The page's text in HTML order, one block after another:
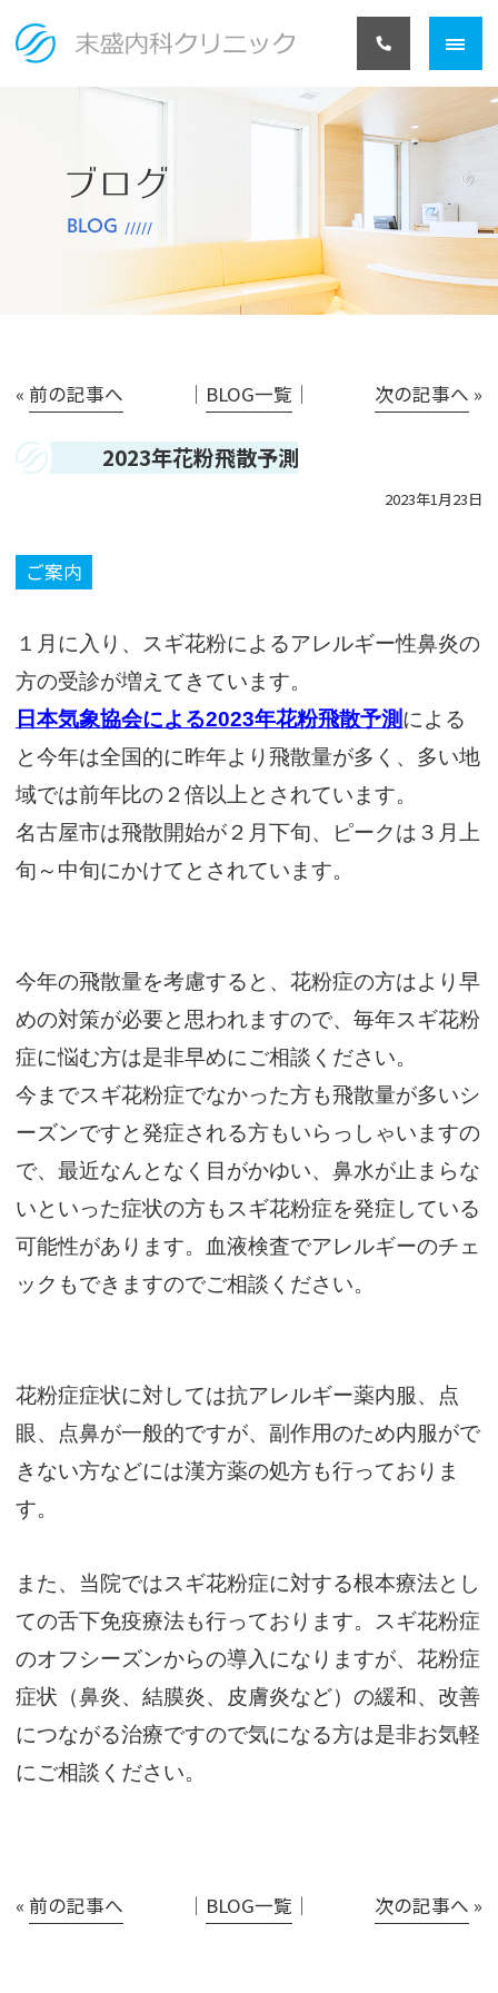
ブログ
BLOG
« 前の記事へ │ BLOG一覧 │ 次の記事へ »
2023年花粉飛散予測
2023年1月23日
ご案内
１月に入り、スギ花粉によるアレルギー性鼻炎の
方の受診が増えてきています。
日本気象協会による2023年花粉飛散予測による
と今年は全国的に昨年より飛散量が多く、多い地
域では前年比の２倍以上とされています。
名古屋市は飛散開始が２月下旬、ピークは３月上
旬～中旬にかけてとされています。
今年の飛散量を考慮すると、花粉症の方はより早
めの対策が必要と思われますので、毎年スギ花粉
症に悩む方は是非早めにご相談ください。
今までスギ花粉症でなかった方も飛散量が多いシ
ーズンですと発症される方もいらっしゃいますの
で、最近なんとなく目がかゆい、鼻水が止まらな
いといった症状の方もスギ花粉症を発症している
可能性があります。血液検査でアレルギーのチェ
ックもできますのでご相談ください。
花粉症症状に対しては抗アレルギー薬内服、点
眼、点鼻が一般的ですが、副作用のため内服がで
きない方などには漢方薬の処方も行っておりま
す。
また、当院ではスギ花粉症に対する根本療法とし
ての舌下免疫療法も行っております。スギ花粉症
のオフシーズンからの導入になりますが、花粉症
症状（鼻炎、結膜炎、皮膚炎など）の緩和、改善
につながる治療ですので気になる方は是非お気軽
にご相談ください。
« 前の記事へ │ BLOG一覧 │ 次の記事へ »